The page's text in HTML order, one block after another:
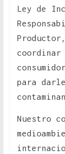
Ley de
coordinar
para
Nuestro